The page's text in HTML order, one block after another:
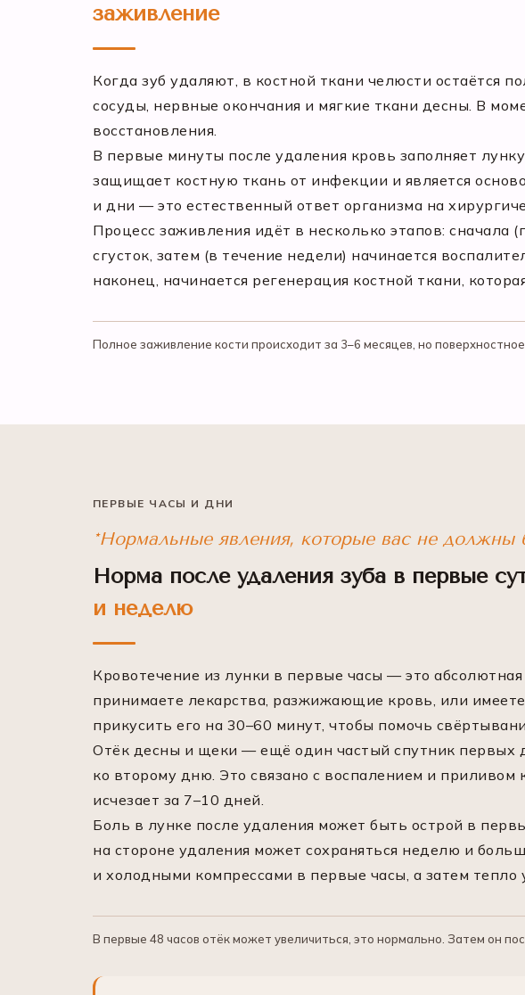
заживление
Когда зуб удаляют, в костной ткани челюсти остаётся
сосуды, нервные окончания и мягкие ткани десны. В
восстановления.
В первые минуты после удаления кровь заполняет
защищает костную ткань от инфекции и является
и дни — это естественный ответ организма на
Процесс заживления идёт в несколько этапов: сначала
сгусток, затем (в течение недели) начинается
наконец, начинается регенерация костной ткани,
Полное заживление кости происходит за 3–6 месяцев, но
ПЕРВЫЕ ЧАСЫ И ДНИ
*Нормальные явления, которые вас не должны
Норма после удаления зуба в первые
и неделю
Кровотечение из лунки в первые часы — это
принимаете лекарства, разжижающие кровь, или
прикусить его на 30–60 минут, чтобы помочь
Отёк десны и щеки — ещё один частый спутник первых
ко второму дню. Это связано с воспалением и приливом
исчезает за 7–10 дней.
Боль в лунке после удаления может быть острой в
на стороне удаления может сохраняться неделю и
и холодными компрессами в первые часы, а затем тепло
В первые 48 часов отёк может увеличиться, это нормально. Затем он